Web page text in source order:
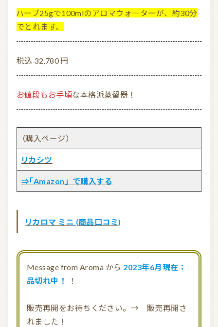
ハーブ25gで100mlのアロマウォ―ターが、約30分
でとれます。
税込 32,780 円
お値段もお手頃な本格派蒸留器！
（購入ページ）
リカシツ
⇒「Amazon」で購入する
リカロマ ミニ (商品口コミ)
Message from Aroma から 2023年6月現在：
品切れ中！
！
販売再開をお待ちください。→ 販売再開さ
れました！